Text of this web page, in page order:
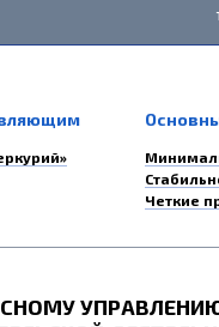
Четкие